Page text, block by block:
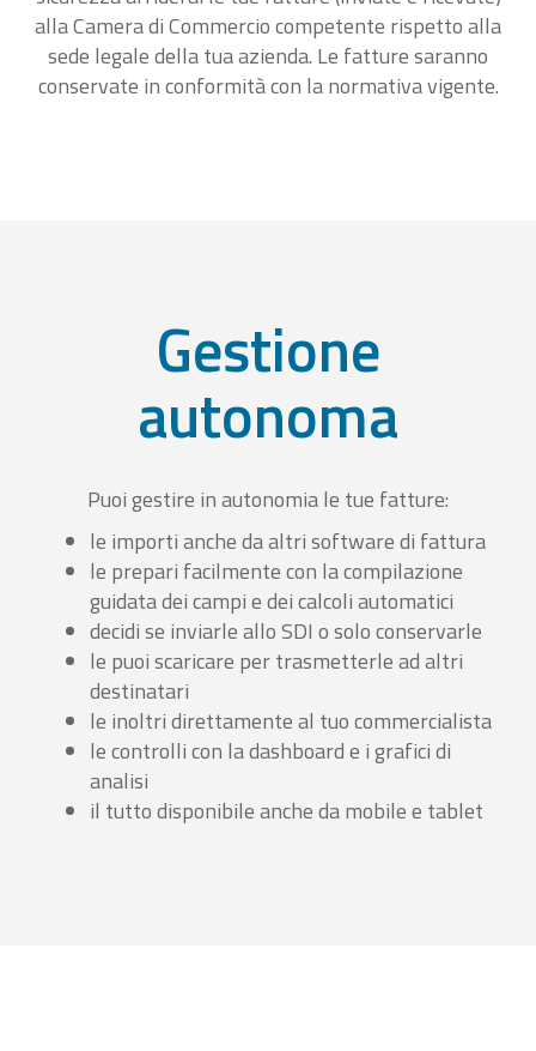
alla Camera di Commercio competente rispetto alla
sede legale della tua azienda. Le fatture saranno
conservate in conformità con la normativa vigente.
Gestione
autonoma
Puoi gestire in autonomia le tue fatture:
le importi anche da altri software di fattura
le prepari facilmente con la compilazione
guidata dei campi e dei calcoli automatici
decidi se inviarle allo SDI o solo conservarle
le puoi scaricare per trasmetterle ad altri
destinatari
le inoltri direttamente al tuo commercialista
le controlli con la dashboard e i grafici di
analisi
il tutto disponibile anche da mobile e tablet